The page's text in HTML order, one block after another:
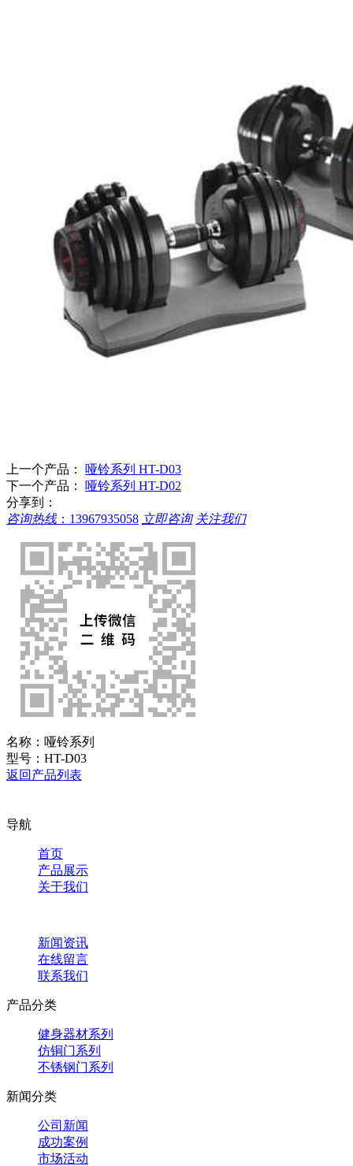
上一个产品： 哑铃系列 HT-D03
下一个产品： 哑铃系列 HT-D02
分享到：
咨询热线： 13967935058 立即咨询 关注我们
名称： 哑铃系列
型号： HT-D03
返回产品列表
导航
首页
产品展示
关于我们
新闻资讯
在线留言
联系我们
产品分类
健身器材系列
仿铜门系列
不锈钢门系列
新闻分类
公司新闻
成功案例
市场活动